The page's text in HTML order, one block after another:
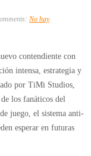
No hay
contendiente con
intensa, estrategia y
por TiMi Studios,
los fanáticos del
juego, el sistema anti-
esperar en futuras